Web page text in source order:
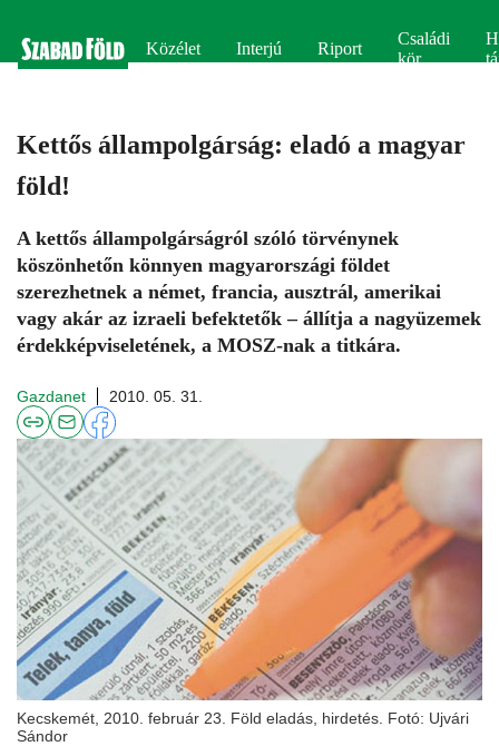
Közélet Interjú Riport
Családi
kör
Kettős állampolgárság: eladó a magyar
föld!
A kettős állampolgárságról szóló törvénynek
köszönhetőn könnyen magyarországi földet
szerezhetnek a német, francia, ausztrál, amerikai
vagy akár az izraeli befektetők – állítja a nagyüzemek
érdekképviseletének, a MOSZ-nak a titkára.
Gazdanet 2010. 05. 31.
Kecskemét, 2010. február 23. Föld eladás, hirdetés. Fotó: Ujvári
Sándor